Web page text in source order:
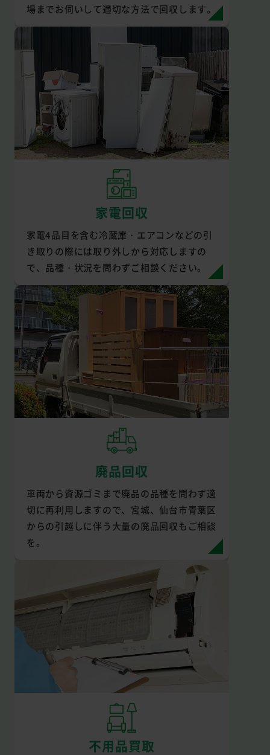
場までお伺いして適切な方法で回収します。
家電回収
家電4品目を含む冷蔵庫・エアコンなどの引
き取りの際には取り外しから対応しますの
で、品種・状況を問わずご相談ください。
廃品回収
車両から資源ゴミまで廃品の品種を問わず適
切に再利用しますので、宮城、仙台市青葉区
からの引越しに伴う大量の廃品回収もご相談
を。
不用品買取